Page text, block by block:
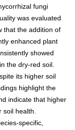
fungi
was evaluated
that the addition of
enhanced plant
showed
the dry-red soil.
its higher soil
highlight the
indicate that higher
health.
specific,